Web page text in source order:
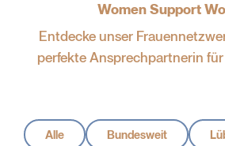
Women Support
Entdecke unser
perfekte Ansprechpartnerin
Alle Bundesweit